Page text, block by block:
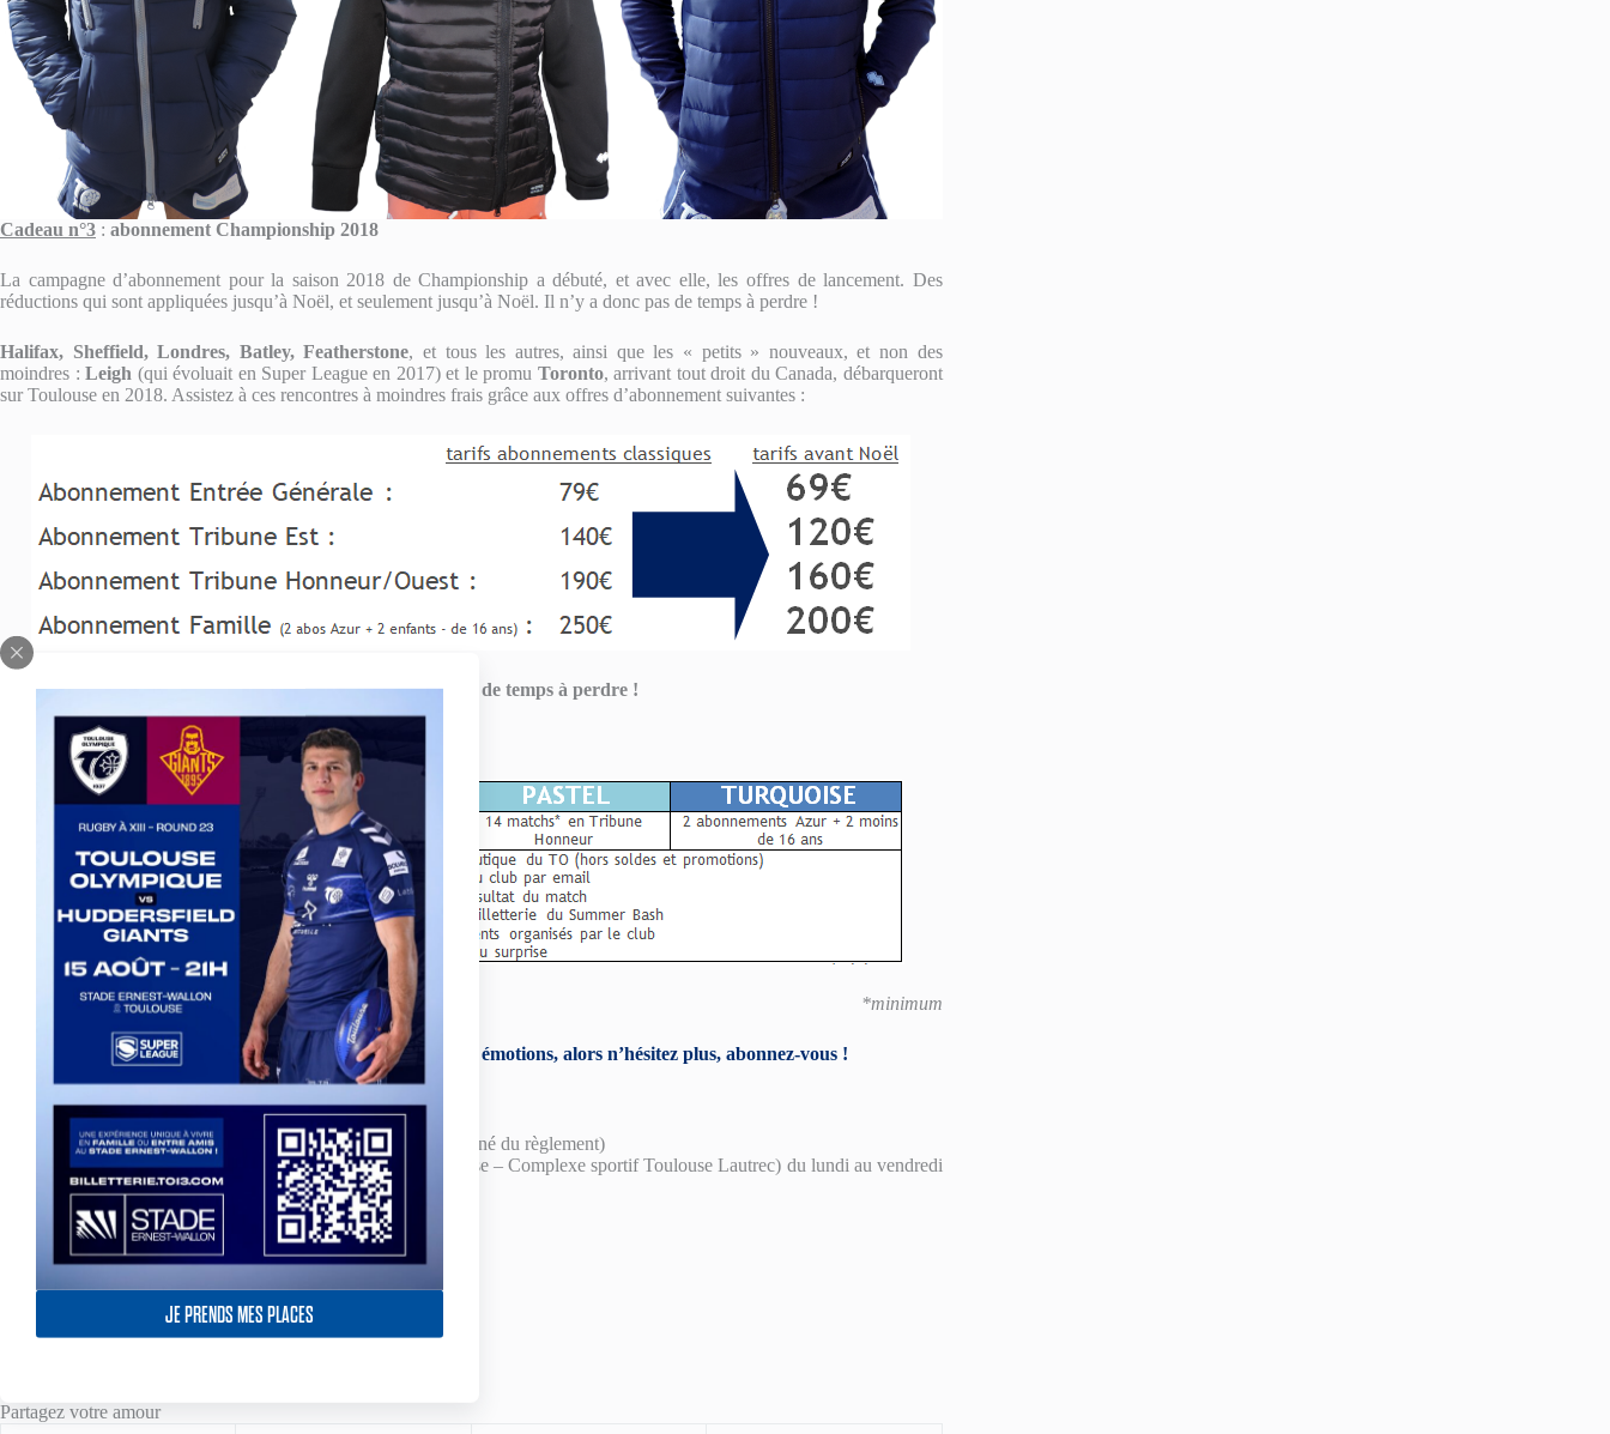
JE PRENDS MES PLACES
Cadeau n°3 : abonnement Championship 2018
La campagne d’abonnement pour la saison 2018 de Championship a débuté, et avec elle, les offres de lancement. Des
réductions qui sont appliquées jusqu’à Noël, et seulement jusqu’à Noël. Il n’y a donc pas de temps à perdre !
Halifax, Sheffield, Londres, Batley, Featherstone, et tous les autres, ainsi que les « petits » nouveaux, et non des
moindres :Leigh (qui évoluait en Super League en 2017) et le promu Toronto, arrivant tout droit du Canada, débarqueront
sur Toulouse en 2018. Assistez à ces rencontres à moindres frais grâce aux offres d’abonnement suivantes :
Au 25 décembre minuit, les réductions auront expiré,alors pas de temps à perdre !
Les avantages de l’abonnement
*minimum
Cette nouvelle saison s’annonce encore riche en émotions, alors n’hésitez plus, abonnez-vous !
Soit renvoyer le formulaire ( téléchargeable ici
, accompagné du règlement)
Ou venir au siège du Club (26, impasse Barthe à Toulouse – Complexe sportif Toulouse Lautrec) du lundi au vendredi
de 9h à 12h et de 14h à 18h.
Tarif billetterie pendant la saison
Entrée Générale : 10€
Tribune Est : 15€
Partagez votre amour